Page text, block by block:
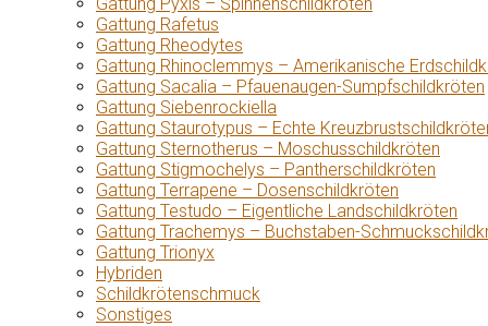
Gattung Rafetus
Gattung Rheodytes
Gattung Rhinoclemmys – Amerikanische
Gattung Sacalia – Pfauenaugen-Sumpfschildkröten
Gattung Siebenrockiella
Gattung Staurotypus – Echte
Gattung Sternotherus – Moschusschildkröten
Gattung Stigmochelys – Pantherschildkröten
Gattung Terrapene – Dosenschildkröten
Gattung Testudo – Eigentliche Landschildkröten
Gattung Trachemys – Buchstaben-
Gattung Trionyx
Hybriden
Schildkrötenschmuck
Sonstiges